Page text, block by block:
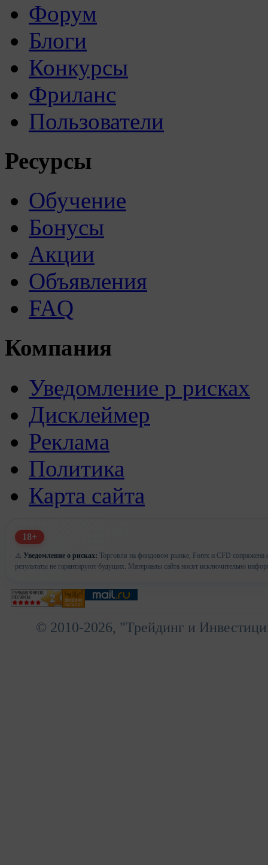
Форум
Блоги
Конкурсы
Фриланс
Пользователи
Ресурсы
Обучение
Бонусы
Акции
Объявления
FAQ
Компания
Уведомление р рисках
Дисклеймер
Реклама
Политика
Карта сайта
18+
⚠️ Уведомление о рисках: Торговля на фондовом рынке, Forex и CFD сопряжена
результаты не гарантируют будущих. Материалы сайта носят исключительно
© 2010-2026, "Трейдинг и